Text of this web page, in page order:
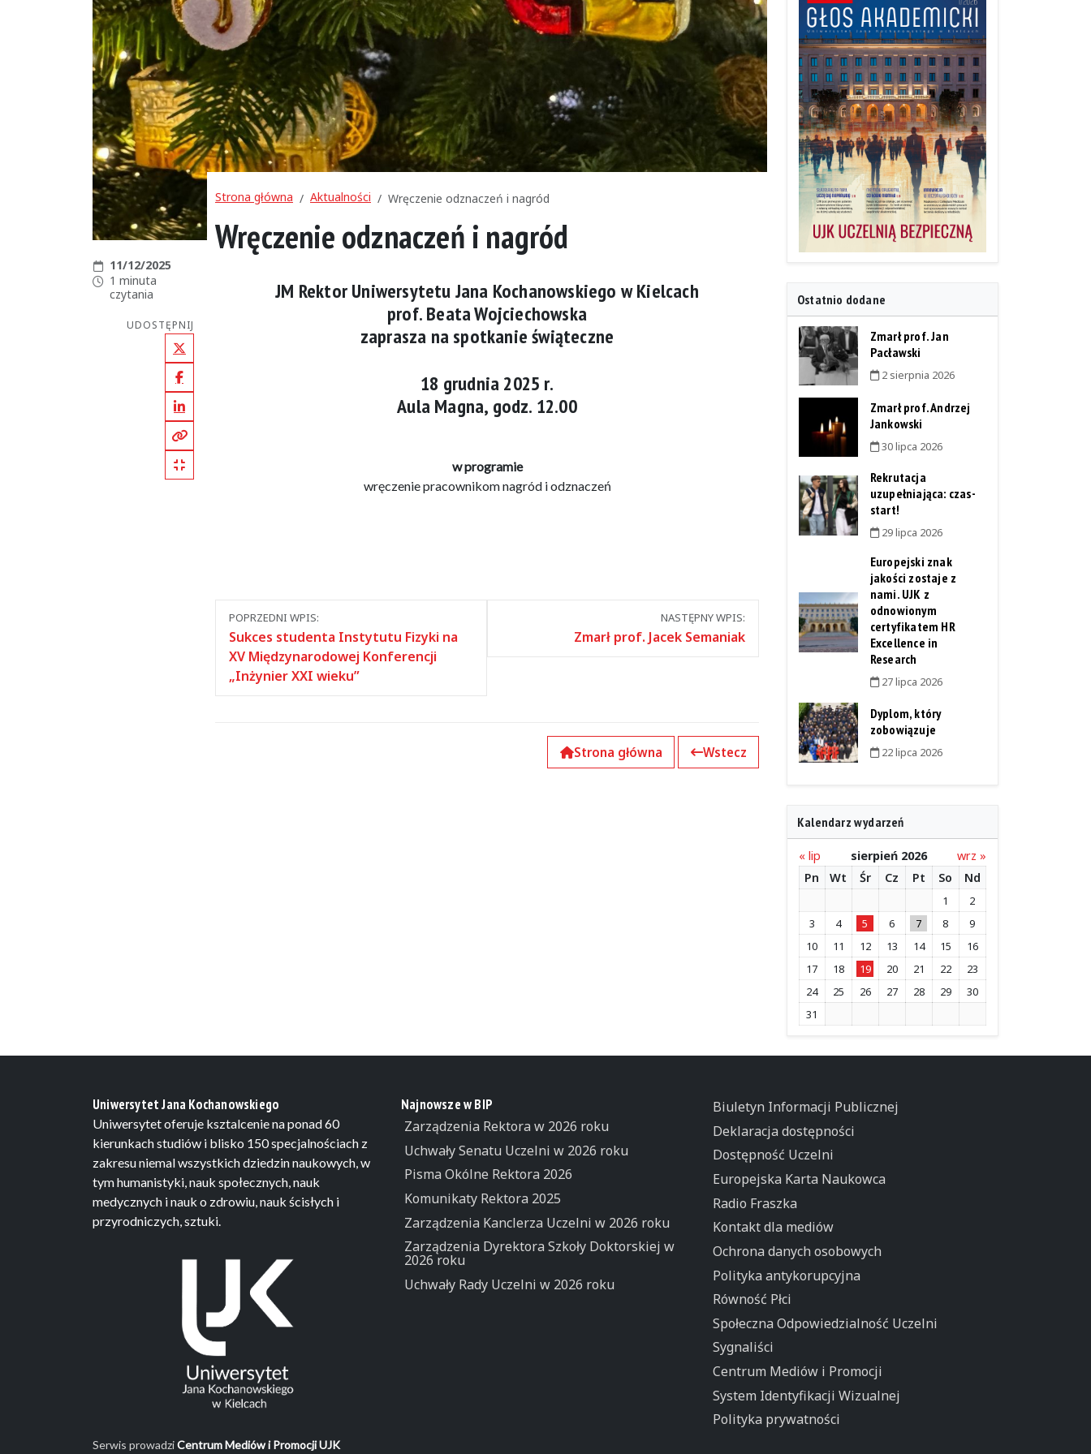
Data publikacji:
11/12/2025
Czas czytania:
1 minuta
czytania
UDOSTĘPNIJ
X (Twitter)
Facebook
LinkedIn
Kopiuj pełny link
Kopiuj krótki link
Strona główna Aktualności Wręczenie odznaczeń i nagród
Wręczenie odznaczeń i nagród
JM Rektor Uniwersytetu Jana Kochanowskiego w Kielcach
prof. Beata Wojciechowska
zaprasza na spotkanie świąteczne
18 grudnia 2025 r.
Aula Magna, godz. 12.00
w programie
wręczenie pracownikom nagród i odznaczeń
Nawigacja
między
wpisami
POPRZEDNI WPIS:
Sukces studenta Instytutu Fizyki na
XV Międzynarodowej Konferencji
„Inżynier XXI wieku”
NASTĘPNY WPIS:
Zmarł prof. Jacek Semaniak
Strona główna Wstecz
Ostatnio dodane
Zmarł prof. Jan
Pacławski
2 sierpnia 2026
Zmarł prof. Andrzej
Jankowski
30 lipca 2026
Rekrutacja
uzupełniająca: czas-
start!
29 lipca 2026
Europejski znak
jakości zostaje z
nami. UJK z
odnowionym
certyfikatem HR
Excellence in
Research
27 lipca 2026
Dyplom, który
zobowiązuje
22 lipca 2026
Kalendarz wydarzeń
« lip sierpień 2026
wrz »
Pn
Wt Śr Cz Pt So Nd
1
2
3
4 5 6 7 8
9
10
11 12 13 14 15
16
17
18 19 20 21 22
23
24
25 26 27 28 29
30
31
Uniwersytet Jana Kochanowskiego
Uniwersytet oferuje ksztalcenie na ponad 60
kierunkach studiów i blisko 150 specjalnościach z
zakresu niemal wszystkich dziedzin naukowych, w
tym humanistyki, nauk społecznych, nauk
medycznych i nauk o zdrowiu, nauk ścisłych i
przyrodniczych, sztuki.
Serwis prowadziCentrum Mediów i Promocji UJK
Najnowsze w BIP
Zarządzenia Rektora w 2026 roku
Uchwały Senatu Uczelni w 2026 roku
Pisma Okólne Rektora 2026
Komunikaty Rektora 2025
Zarządzenia Kanclerza Uczelni w 2026 roku
Zarządzenia Dyrektora Szkoły Doktorskiej w
2026 roku
Uchwały Rady Uczelni w 2026 roku
Biuletyn Informacji Publicznej
Deklaracja dostępności
Dostępność Uczelni
Europejska Karta Naukowca
Radio Fraszka
Kontakt dla mediów
Ochrona danych osobowych
Polityka antykorupcyjna
Równość Płci
Społeczna Odpowiedzialność Uczelni
Sygnaliści
Centrum Mediów i Promocji
System Identyfikacji Wizualnej
Polityka prywatności